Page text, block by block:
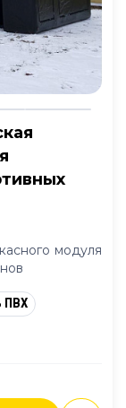
модуля
ПВХ